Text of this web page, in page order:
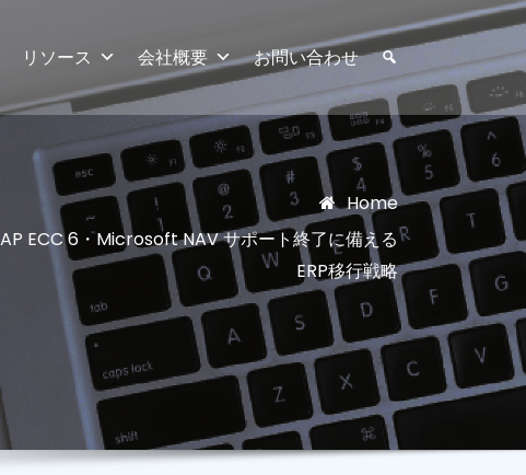
リソース 会社概要 お問い合わせ
Home
ECC 6・Microsoft NAV サポート終了に備える
ERP移行戦略